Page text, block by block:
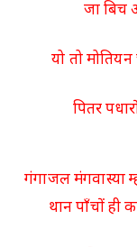
जा बिच
यो तो मोतियन
पितर
गंगाजल मंगवास्या
थान पाँचों ही